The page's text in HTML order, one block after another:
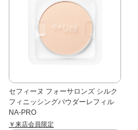
セフィーヌ フォーサロンズ シルク
フィニッシングパウダーレフィル
NA-PRO
￥来店会員限定